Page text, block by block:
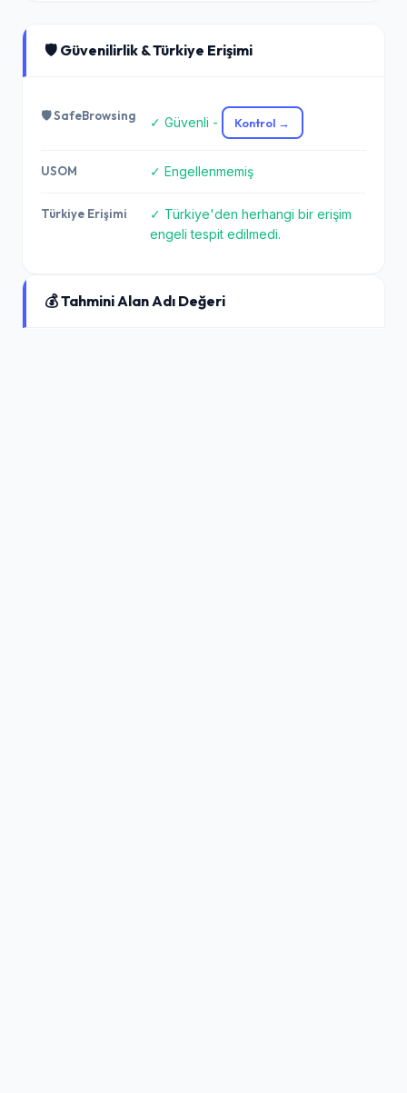
🛡️ Güvenilirlik & Türkiye Erişimi
🛡️ SafeBrowsing ✓ Güvenli - Kontrol →
USOM ✓ Engellenmemiş
Türkiye Erişimi
✓ Türkiye'den herhangi bir erişim
engeli tespit edilmedi.
💰 Tahmini Alan Adı Değeri